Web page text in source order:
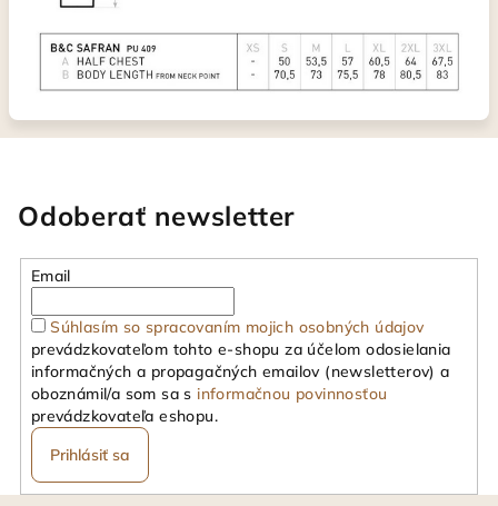
Odoberať newsletter
Email
Súhlasím so spracovaním mojich osobných údajov
prevádzkovateľom tohto e-shopu za účelom odosielania
informačných a propagačných emailov (newsletterov) a
oboznámil/a som sa s informačnou povinnosťou
prevádzkovateľa eshopu.
Prihlásiť sa